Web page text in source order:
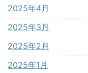
2025年4月
2025年3月
2025年2月
2025年1月